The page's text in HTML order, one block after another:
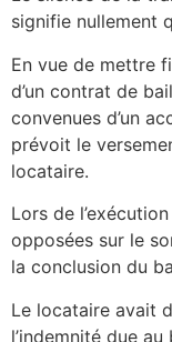
signifie nullement
En vue de mettre
d’un contrat de
convenues d’un
prévoit le
locataire.
Lors de
opposées sur le
la conclusion du
Le locataire avait
l’indemnité due